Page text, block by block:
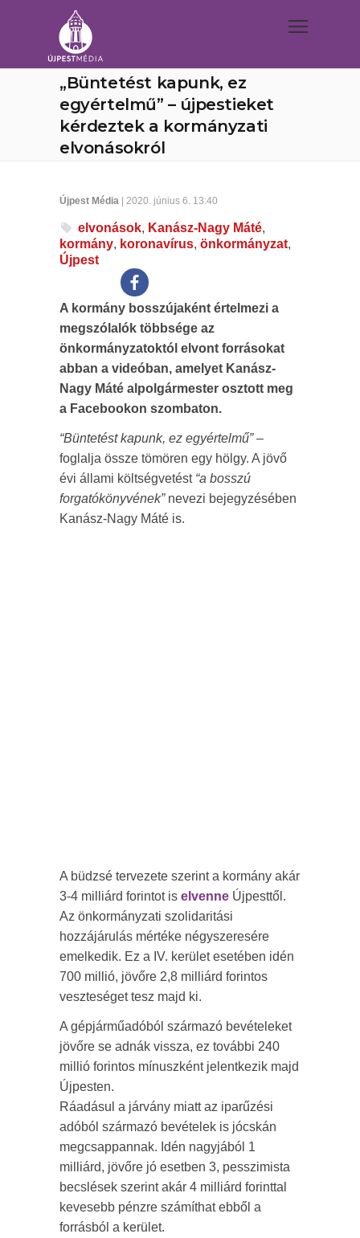
„Büntetést kapunk, ez
egyértelmű” – újpestieket
kérdeztek a kormányzati
elvonásokról
Újpest Média | 2020. június 6. 13:40
elvonások, Kanász-Nagy Máté,
kormány, koronavírus, önkormányzat,
Újpest
A kormány bosszújaként értelmezi a
megszólalók többsége az
önkormányzatoktól elvont forrásokat
abban a videóban, amelyet Kanász-
Nagy Máté alpolgármester osztott meg
a Facebookon szombaton.
“Büntetést kapunk, ez egyértelmű”–
foglalja össze tömören egy hölgy. A jövő
évi állami költségvetést “a bosszú
forgatókönyvének”nevezi bejegyzésében
Kanász-Nagy Máté is.
A büdzsé tervezete szerint a kormány akár
3-4 milliárd forintot is elvenne Újpesttől.
Az önkormányzati szolidaritási
hozzájárulás mértéke négyszeresére
emelkedik. Ez a IV. kerület esetében idén
700 millió, jövőre 2,8 milliárd forintos
veszteséget tesz majd ki.
A gépjárműadóból származó bevételeket
jövőre se adnák vissza, ez további 240
millió forintos mínuszként jelentkezik majd
Újpesten.
Ráadásul a járvány miatt az iparűzési
adóból származó bevételek is jócskán
megcsappannak. Idén nagyjából 1
milliárd, jövőre jó esetben 3, pesszimista
becslések szerint akár 4 milliárd forinttal
kevesebb pénzre számíthat ebből a
forrásból a kerület.